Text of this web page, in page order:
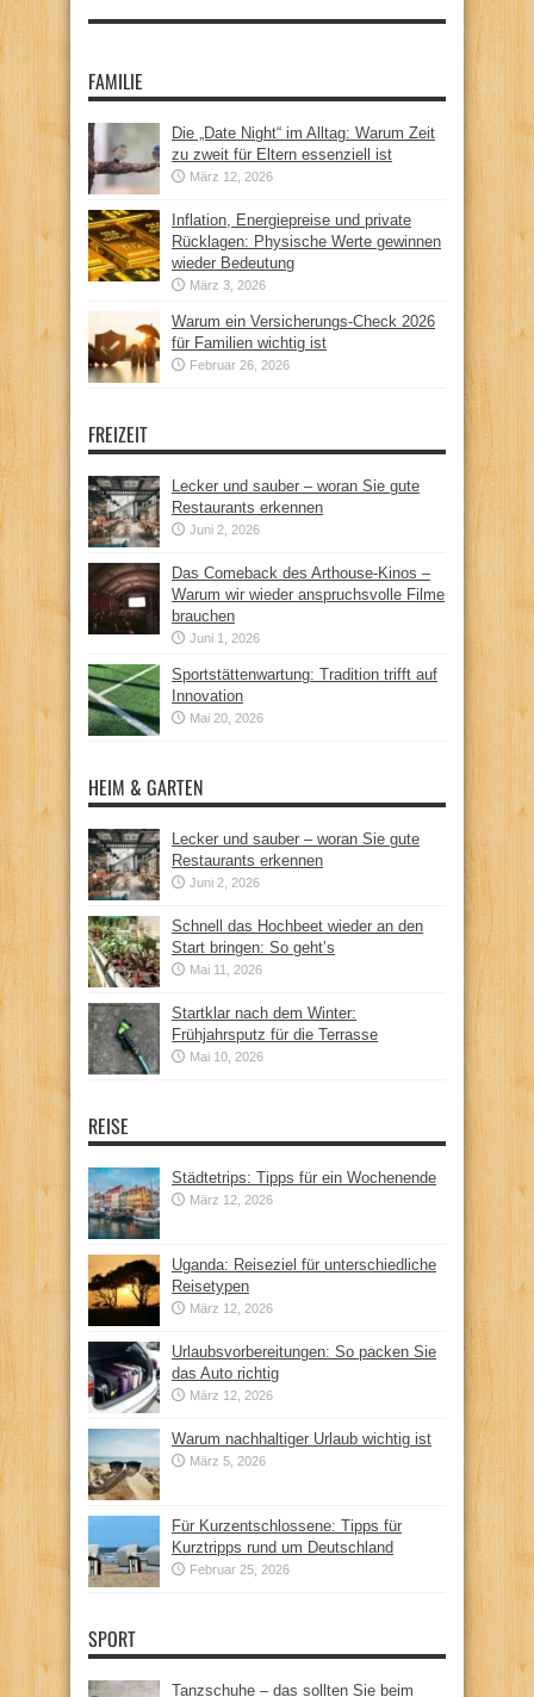
FAMILIE
Die „Date Night“ im Alltag: Warum Zeit
zu zweit für Eltern essenziell ist
März 12, 2026
Inflation, Energiepreise und private
Rücklagen: Physische Werte gewinnen
wieder Bedeutung
März 3, 2026
Warum ein Versicherungs-Check 2026
für Familien wichtig ist
Februar 26, 2026
FREIZEIT
Lecker und sauber – woran Sie gute
Restaurants erkennen
Juni 2, 2026
Das Comeback des Arthouse-Kinos –
Warum wir wieder anspruchsvolle Filme
brauchen
Juni 1, 2026
Sportstättenwartung: Tradition trifft auf
Innovation
Mai 20, 2026
HEIM & GARTEN
Lecker und sauber – woran Sie gute
Restaurants erkennen
Juni 2, 2026
Schnell das Hochbeet wieder an den
Start bringen: So geht’s
Mai 11, 2026
Startklar nach dem Winter:
Frühjahrsputz für die Terrasse
Mai 10, 2026
REISE
Städtetrips: Tipps für ein Wochenende
März 12, 2026
Uganda: Reiseziel für unterschiedliche
Reisetypen
März 12, 2026
Urlaubsvorbereitungen: So packen Sie
das Auto richtig
März 12, 2026
Warum nachhaltiger Urlaub wichtig ist
März 5, 2026
Für Kurzentschlossene: Tipps für
Kurztripps rund um Deutschland
Februar 25, 2026
SPORT
Tanzschuhe – das sollten Sie beim